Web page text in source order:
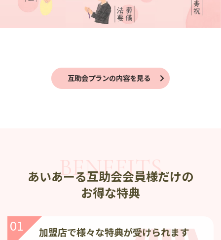
互助会プランの内容を見る
あいあーる互助会会員様だけの
お得な特典
01 加盟店で様々な特典が受けられます